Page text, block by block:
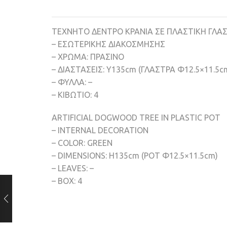
TEΧΝΗΤΟ ΔΕΝΤΡΟ ΚΡΑΝΙΑ ΣΕ ΠΛΑΣΤΙΚΗ
– ΕΣΩΤΕΡΙΚΗΣ ΔΙΑΚΟΣΜΗΣΗΣ
– ΧΡΩΜΑ: ΠΡΑΣΙΝΟ
– ΔΙΑΣΤΑΣΕΙΣ: Υ135cm (ΓΛΑΣΤΡΑ
– ΦΥΛΛΑ: –
– ΚΙΒΩΤΙΟ: 4
ARTIFICIAL DOGWOOD TREE IN PLASTIC POT
– INTERNAL DECORATION
– COLOR: GREEN
– DIMENSIONS: H135cm (POT Φ12.5×11.5cm)
– LEAVES: –
– BOX: 4